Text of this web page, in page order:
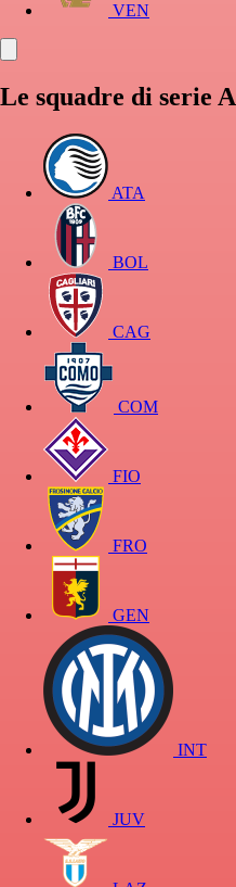
VEN
Le squadre di serie A
ATA
BOL
CAG
COM
FIO
FRO
GEN
INT
JUV